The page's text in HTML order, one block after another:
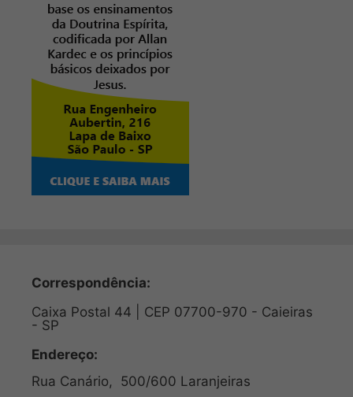
Correspondência:
Caixa Postal 44 | CEP 07700-970 - Caieiras
- SP
Endereço:
Rua Canário, 500/600 Laranjeiras